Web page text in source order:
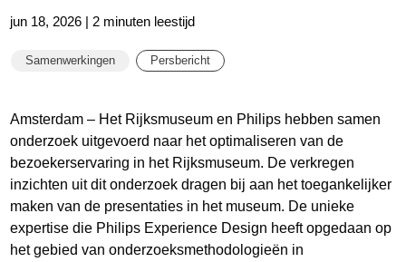
jun 18, 2026 | 2 minuten leestijd
Samenwerkingen Persbericht
Amsterdam – Het Rijksmuseum en Philips hebben samen
onderzoek uitgevoerd naar het optimaliseren van de
bezoekerservaring in het Rijksmuseum. De verkregen
inzichten uit dit onderzoek dragen bij aan het toegankelijker
maken van de presentaties in het museum. De unieke
expertise die Philips Experience Design heeft opgedaan op
het gebied van onderzoeksmethodologieën in